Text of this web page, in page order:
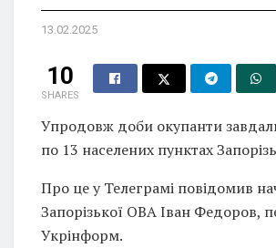
13.02.2025
10
SHARES
Упродовж доби окупанти
по 13 населених пунктах
Про це у Телеграмі повідомив
Запорізької ОВА Іван Федоров,
Укрінформ.